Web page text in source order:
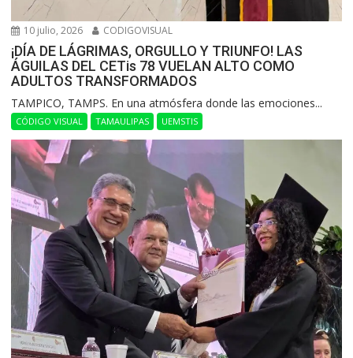
10 julio, 2026 CODIGOVISUAL
¡DÍA DE LÁGRIMAS, ORGULLO Y TRIUNFO! LAS
ÁGUILAS DEL CETis 78 VUELAN ALTO COMO
ADULTOS TRANSFORMADOS
​TAMPICO, TAMPS. En una atmósfera donde las emociones...
CÓDIGO VISUAL TAMAULIPAS UEMSTIS